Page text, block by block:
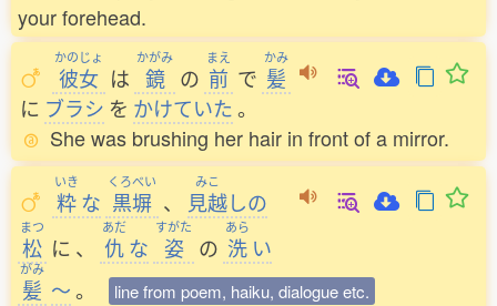
your forehead.
かのじょ
彼女 は
かがみ
鏡 の
まえ
前 で
かみ
髪
に ブラシ を かけていた 。
She was brushing her hair in front of a mirror.
いき
粋な
くろべい
黒塀 、
みこ
見越しの
まつ
松 に 、
あだ
仇な
すがた
姿 の
あら
洗 い
がみ
髪 〜。 line from poem, haiku, dialogue etc.